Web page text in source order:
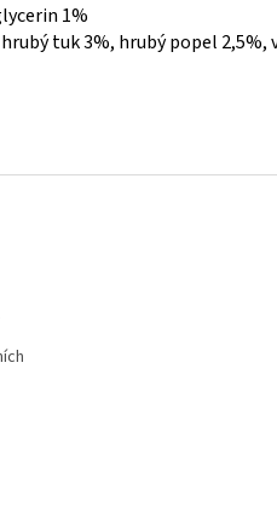
1%
tuk 3%, hrubý popel 2,5%,